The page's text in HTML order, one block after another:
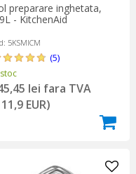
preparare inghetata,
- KitchenAid
5KSMICM
(5)
lei fara TVA
EUR)